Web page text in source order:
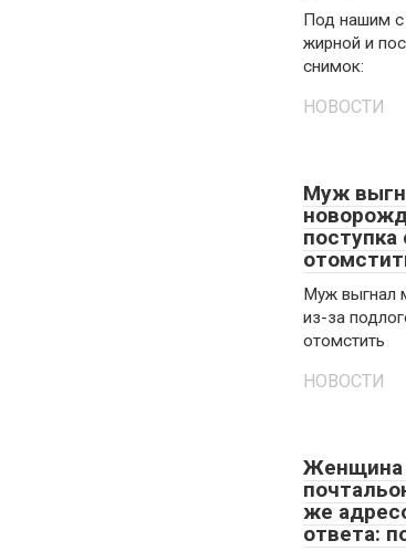
Под нашим с
жирной и
снимок:
НОВОСТИ
Муж
Муж выгнал
из-за
отомстить
НОВОСТИ
Женщина
же
ответа: